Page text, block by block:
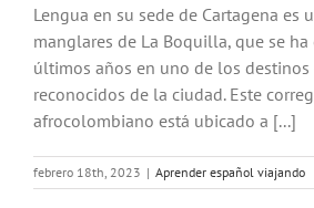
Lengua en su sede de Cartagena es
manglares de La Boquilla, que se
últimos años en uno de los destinos
reconocidos de la ciudad. Este
afrocolombiano está ubicado a [...]
febrero 18th, 2023 | Aprender español viajando